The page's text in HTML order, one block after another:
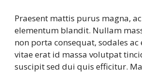
Praesent mattis purus magna,
elementum blandit. Nullam
non porta consequat, sodales ac
vitae erat id massa volutpat
suscipit sed dui quis efficitur.